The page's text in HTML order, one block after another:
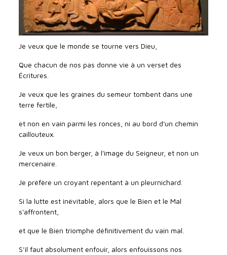
Je veux que le monde se tourne vers Dieu,
Que chacun de nos pas donne vie à un verset des
Écritures.
Je veux que les graines du semeur tombent dans une
terre fertile,
et non en vain parmi les ronces, ni au bord d'un chemin
caillouteux.
Je veux un bon berger, à l'image du Seigneur, et non un
mercenaire.
Je préfère un croyant repentant à un pleurnichard.
Si la lutte est inévitable, alors que le Bien et le Mal
s'affrontent,
et que le Bien triomphe définitivement du vain mal.
S’il faut absolument enfouir, alors enfouissons nos